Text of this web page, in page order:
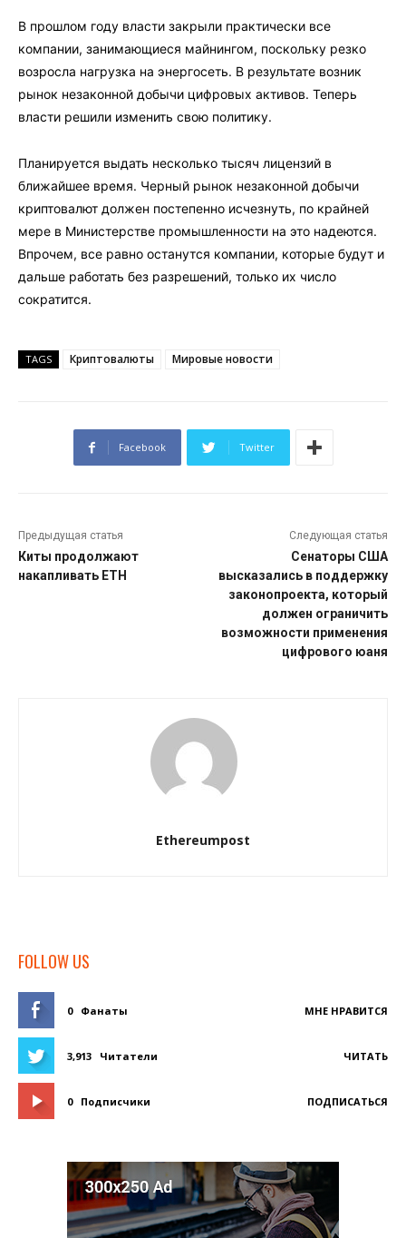
В прошлом году власти закрыли практически все
компании, занимающиеся майнингом, поскольку резко
возросла нагрузка на энергосеть. В результате возник
рынок незаконной добычи цифровых активов. Теперь
власти решили изменить свою политику.
Планируется выдать несколько тысяч лицензий в
ближайшее время. Черный рынок незаконной добычи
криптовалют должен постепенно исчезнуть, по крайней
мере в Министерстве промышленности на это надеются.
Впрочем, все равно останутся компании, которые будут и
дальше работать без разрешений, только их число
сократится.
TAGS Криптовалюты Мировые новости
Facebook Twitter
Предыдущая статья
Киты продолжают
накапливать ETH
Следующая статья
Сенаторы США
высказались в поддержку
законопроекта, который
должен ограничить
возможности применения
цифрового юаня
Ethereumpost
FOLLOW US
0 Фанаты МНЕ НРАВИТСЯ
3,913 Читатели ЧИТАТЬ
0 Подписчики ПОДПИСАТЬСЯ